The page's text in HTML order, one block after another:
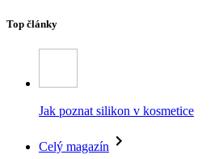
Top články
Jak poznat silikon v kosmetice
Celý magazín